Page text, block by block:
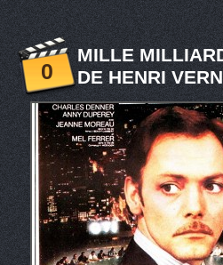
0
MILLE
DE HENRI